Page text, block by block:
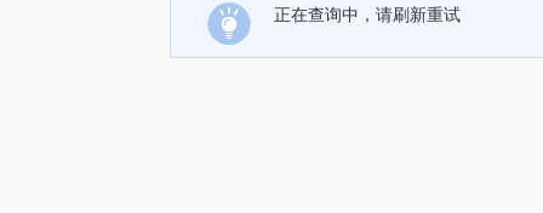
正在查询中，请刷新重试